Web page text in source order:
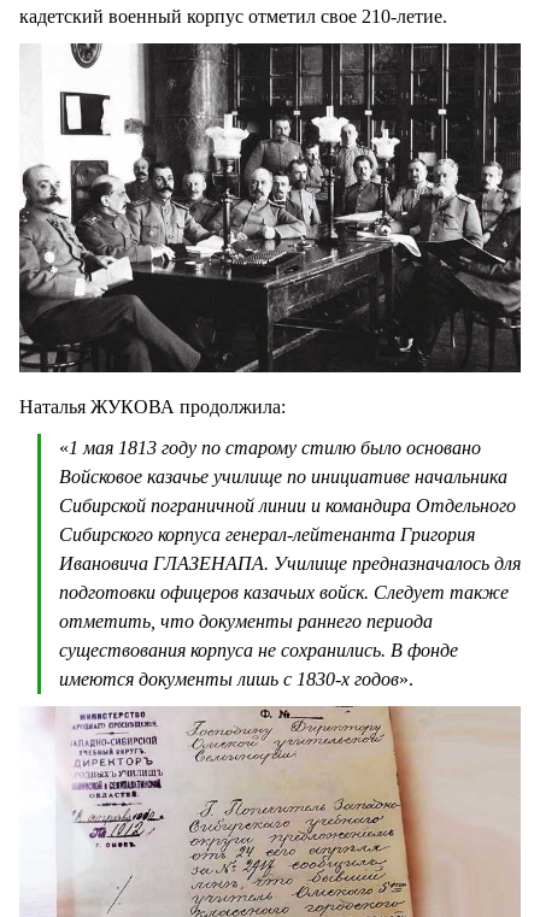
кадетский военный корпус отметил свое 210-летие.
Наталья ЖУКОВА продолжила:
«1 мая 1813 году по старому стилю было основано
Войсковое казачье училище по инициативе начальника
Сибирской пограничной линии и командира Отдельного
Сибирского корпуса генерал-лейтенанта Григория
Ивановича ГЛАЗЕНАПА. Училище предназначалось для
подготовки офицеров казачьих войск. Следует также
отметить, что документы раннего периода
существования корпуса не сохранились. В фонде
имеются документы лишь с 1830-х годов».